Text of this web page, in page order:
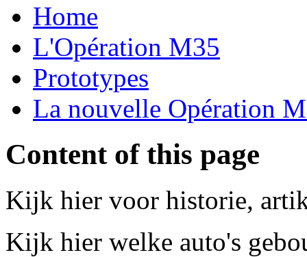
Home
L'Opération M35
Prototypes
La nouvelle Opération
Content of this page
Kijk hier voor historie,
Kijk hier welke auto's